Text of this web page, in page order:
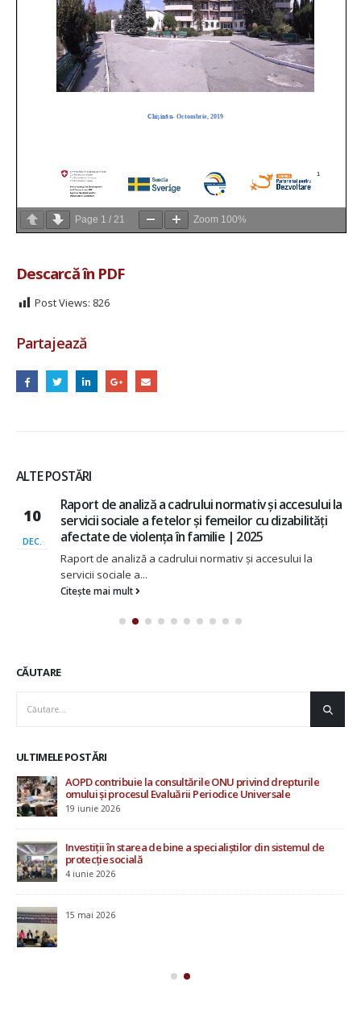
Page 1 / 21 Zoom 100%
Descarcă în PDF
Post Views: 826
Partajează
ALTE POSTĂRI
10
DEC.
Raport de analiză a cadrului normativ și accesului la
servicii sociale a fetelor și femeilor cu dizabilități
afectate de violența în familie | 2025
Raport de analiză a cadrului normativ și accesului la
servicii sociale a...
Citește mai mult
CĂUTARE
ULTIMELE POSTĂRI
AOPD contribuie la consultările ONU privind drepturile
omului și procesul Evaluării Periodice Universale
19 iunie 2026
Investiții în starea de bine a specialiștilor din sistemul de
protecție socială
4 iunie 2026
15 mai 2026